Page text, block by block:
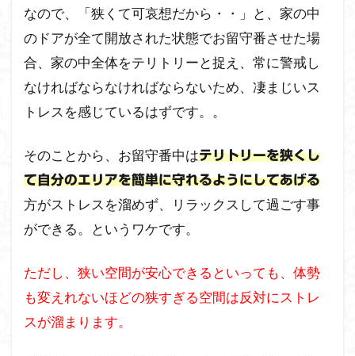
なので、「狭くて可哀想だから・・」と、家の中
のドアが全て開放された状態でお留守番させた場
合、家の中全体をテリトリーと捉え、常に警戒し
なければならなければならないため、凄まじいス
トレスを感じているはずです。。
そのことから、お留守番中はテリトリーを狭くし
て自分のエリアを簡単に守れるようにしてあげる
方がストレスを溜めず、リラックスして過ごす事
ができる。というワケです。
ただし、狭い空間が安心できるといっても、体勢
も変えれないほどの狭すぎる空間は反対にストレ
スが溜まります。